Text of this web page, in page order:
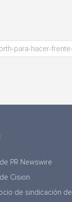
PR Newswire
Cision
de sindicación de